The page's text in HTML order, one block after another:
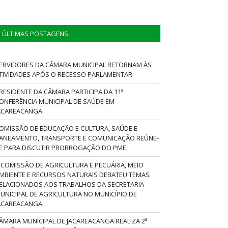
ÚLTIMAS POSTAGENS
DA CÂMARA MUNICIPAL RETORNAM ÀS
APÓS O RECESSO PARLAMENTAR
DA CÂMARA PARTICIPA DA 11ª
MUNICIPAL DE SAÚDE EM
DE EDUCAÇÃO E CULTURA, SAÚDE E
TRANSPORTE E COMUNICAÇÃO REÚNE-
PARA DISCUTIR PRORROGAÇÃO DO PME.
DE AGRICULTURA E PECUÁRIA, MEIO
E RECURSOS NATURAIS DEBATEU TEMAS
AOS TRABALHOS DA SECRETARIA
DE AGRICULTURA NO MUNICÍPIO DE
MUNICIPAL DE JACAREACANGA REALIZA 2ª